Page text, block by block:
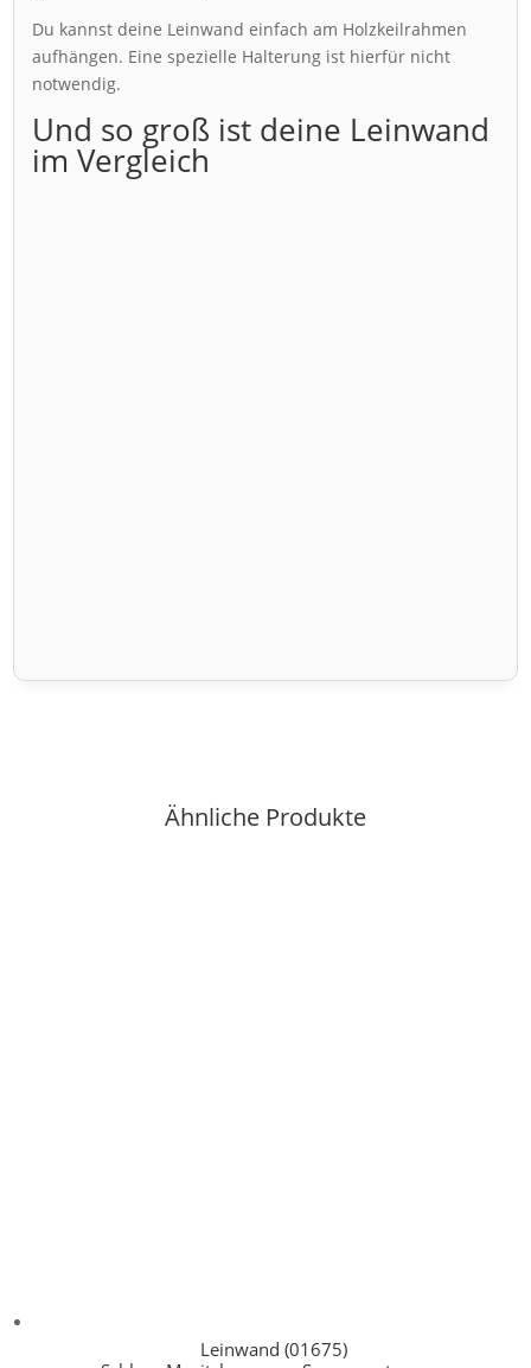
Du kannst deine Leinwand einfach am Holzkeilrahmen
aufhängen. Eine spezielle Halterung ist hierfür nicht
notwendig.
Und so groß ist deine Leinwand
im Vergleich
Ähnliche Produkte
Leinwand (01675)